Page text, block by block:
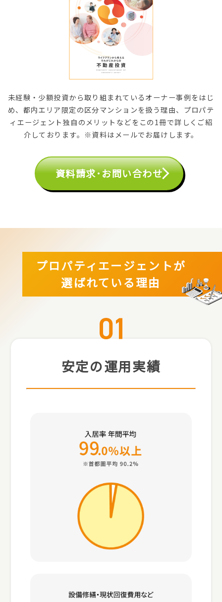
未経験・少額投資から取り組まれているオーナー事例をはじ
め、都内エリア限定の区分マンションを扱う理由、プロパテ
ィエージェント独自のメリットなどをこの1冊で詳しくご紹
介しております。※資料はメールでお届けします。
資料請求･お問い合わせ
プロパティエージェントが
選ばれている理由
安定の運用実績